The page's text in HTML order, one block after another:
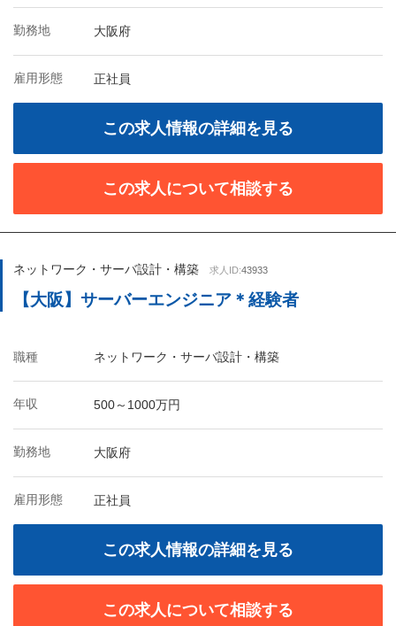
勤務地 大阪府
雇用形態 正社員
この求人情報の詳細を見る
この求人について相談する
ネットワーク・サーバ設計・構築 求人ID:43933
【大阪】サーバーエンジニア＊経験者
職種 ネットワーク・サーバ設計・構築
年収 500～1000万円
勤務地 大阪府
雇用形態 正社員
この求人情報の詳細を見る
この求人について相談する